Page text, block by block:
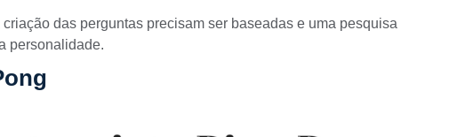
das perguntas precisam ser baseadas e uma pesquisa
personalidade.